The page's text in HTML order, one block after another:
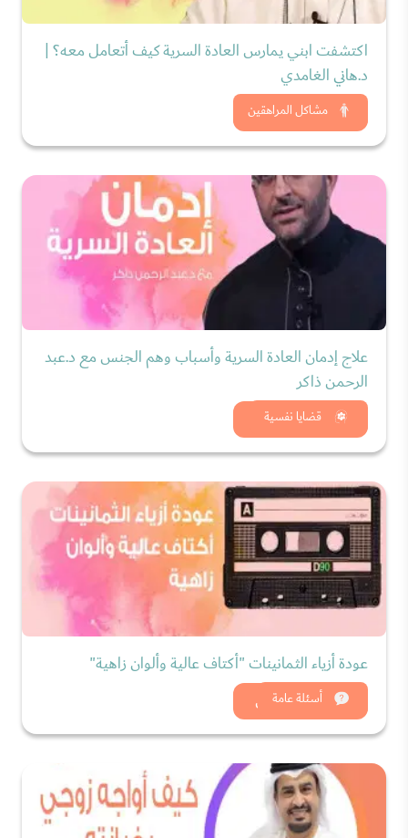
مشاكل المراهقين
اكتشفت ابني يمارس العادة السرية كيف أتعامل معه؟ |
د.هاني الغامدي
شاهد الان
قضايا نفسية
علاج إدمان العادة السرية وأسباب وهم الجنس مع د.عبد
الرحمن ذاكر
شاهد الان
أسئلة عامة
عودة أزياء الثمانينات "أكتاف عالية وألوان زاهية"
شاهد الان